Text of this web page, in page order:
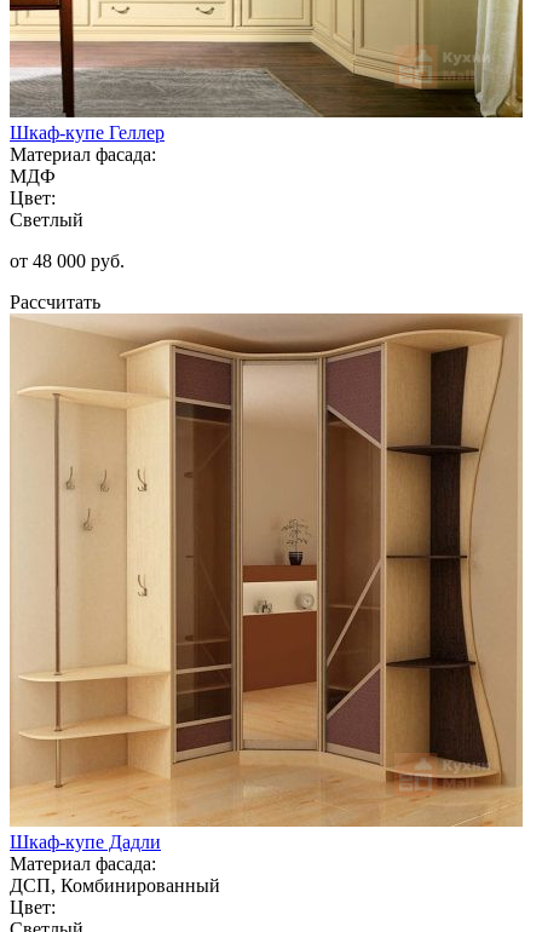
Шкаф-купе Геллер
Материал фасада:
МДФ
Цвет:
Светлый
от 48 000 руб.
Рассчитать
Шкаф-купе Дадли
Материал фасада:
ДСП, Комбинированный
Цвет: